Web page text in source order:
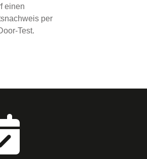
einen
per
Test.